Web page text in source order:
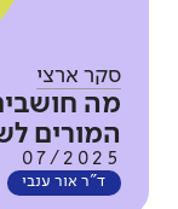
סקר ארצי
מה
המורים
07/2025
ד"ר אור ענבי